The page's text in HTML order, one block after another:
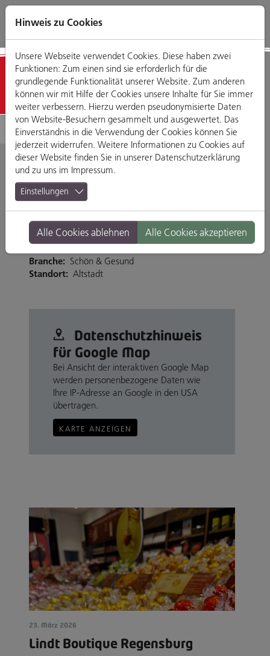
Direkt
zum
Zum
Hauptmenü
Zum
Footermenü
Zur
Website-
Geschäfte
Amplifon Hörgeräte
Regensburg
Maximilianstraße 2a, 93047 Regensburg
Branche: Schön & Gesund
Standort: Altstadt
Datenschutz­hinweis
für Google Map
Bei Ansicht der interaktiven Google Map
werden personenbezogene Daten wie
Ihre IP-Adresse an Google in den USA
übertragen.
KARTE ANZEIGEN
23. März 2026
Lindt Boutique Regensburg
Hinweis zu Cookies
Unsere Webseite verwendet Cookies. Diese haben zwei
Funktionen: Zum einen sind sie erforderlich für die
grundlegende Funktionalität unserer Website. Zum anderen
können wir mit Hilfe der Cookies unsere Inhalte für Sie immer
weiter verbessern. Hierzu werden pseudonymisierte Daten
von Website-Besuchern gesammelt und ausgewertet. Das
Einverständnis in die Verwendung der Cookies können Sie
jederzeit widerrufen. Weitere Informationen zu Cookies auf
dieser Website finden Sie in unserer Datenschutzerklärung
und zu uns im Impressum.
Einstellungen
Alle Cookies ablehnen Alle Cookies akzeptieren